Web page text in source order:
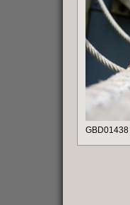
GBD01438